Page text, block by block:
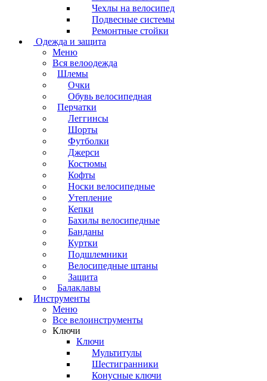
Чехлы на велосипед
Подвесные системы
Ремонтные стойки
Одежда и защита
Меню
Вся велоодежда
Шлемы
Очки
Обувь велосипедная
Перчатки
Леггинсы
Шорты
Футболки
Джерси
Костюмы
Кофты
Носки велосипедные
Утепление
Кепки
Бахилы велосипедные
Банданы
Куртки
Подшлемники
Велосипедные штаны
Защита
Балаклавы
Инструменты
Меню
Все велоинструменты
Ключи
Ключи
Мультитулы
Шестигранники
Конусные ключи